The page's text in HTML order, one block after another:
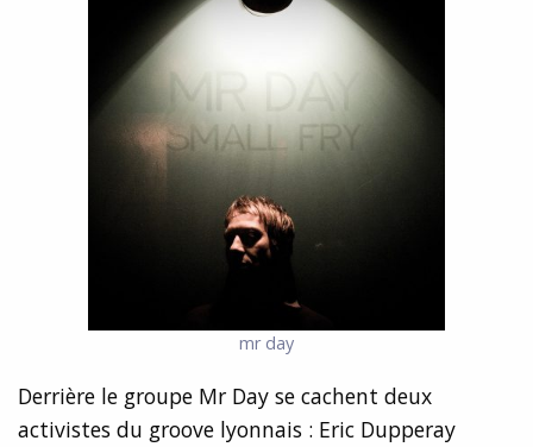
mr day
Derrière le groupe Mr Day se cachent deux
activistes du groove lyonnais : Eric Dupperay